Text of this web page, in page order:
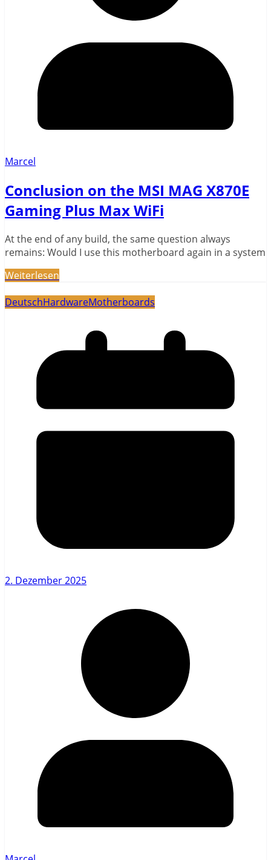
Marcel
Conclusion on the MSI MAG X870E
Gaming Plus Max WiFi
At the end of any build, the same question always
remains: Would I use this motherboard again in a system
Weiterlesen
DeutschHardwareMotherboards
2. Dezember 2025